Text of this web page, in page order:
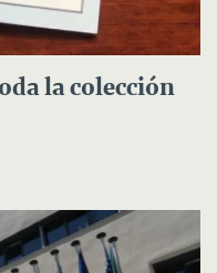
la colección